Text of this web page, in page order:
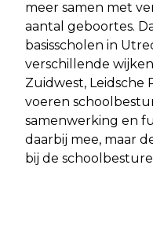
meer samen met
aantal geboortes.
basisscholen in
verschillende
Zuidwest, Leidsche
voeren
samenwerking en
daarbij mee, maar
bij de